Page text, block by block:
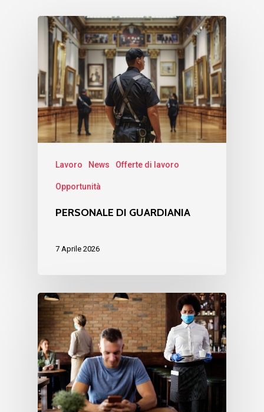
Lavoro News Offerte di lavoro
Opportunità
PERSONALE DI GUARDIANIA
7 Aprile 2026